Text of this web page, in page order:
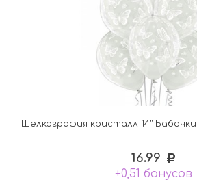
Шелкография кристалл 14" Бабочки
16.99
+0,51 бонусов